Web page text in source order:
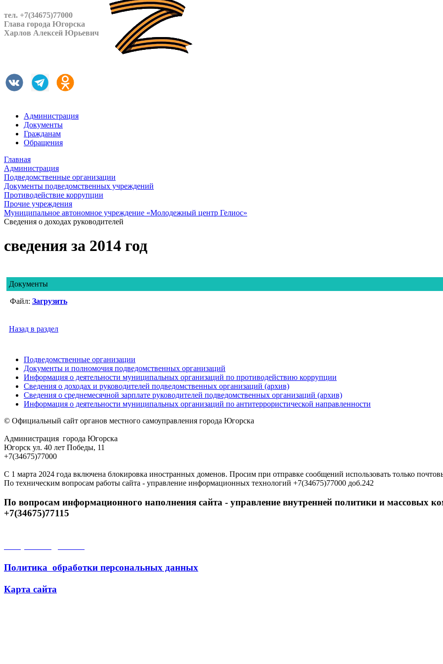
тел. +7(34675)77000
Глава города Югорска
Харлов Алексей Юрьевич
Администрация
Документы
Гражданам
Обращения
Главная
Администрация
Подведомственные организации
Документы подведомственных учреждений
Противодействие коррупции
Прочие учреждения
Муниципальное автономное учреждение «Молодежный центр Гелиос»
Сведения о доходах руководителей
сведения за 2014 год
Документы
Файл: Загрузить
Назад в раздел
Подведомственные организации
Документы и полномочия подведомственных организаций
Информация о деятельности муниципальных организаций по противодействию коррупции
Сведения о доходах и руководителей подведомственных организаций (архив)
Сведения о среднемесячной зарплате руководителей подведомственных организаций (архив)
Информация о деятельности муниципальных организаций по антитеррористической направленности
© Официальный сайт органов местного самоуправления города Югорска
Администрация города Югорска
Югорск ул. 40 лет Победы, 11
+7(34675)77000
С 1 марта 2024 года включена блокировка иностранных доменов. Просим при отправке сообщений использовать только
По техническим вопросам работы сайта - управление информационных технологий +7(34675)77000 доб.242
По вопросам информационного наполнения сайта - управление внутренней политики и массовых
+7(34675)77115
Политика обработки персональных данных
Карта сайта